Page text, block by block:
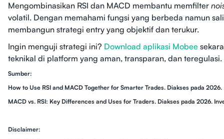
Mengombinasikan RSI dan MACD membantu memfilter
volatil. Dengan memahami fungsi yang berbeda namun
membangun strategi entry yang objektif dan terukur.
Ingin menguji strategi ini? Download aplikasi Mobee
teknikal di platform yang aman, transparan, dan teregulasi.
Sumber:
How to Use RSI and MACD Together for Smarter Trades. Diakses pada
MACD vs. RSI: Key Differences and Uses for Traders. Diakses pada 2026.
Disclaimer: